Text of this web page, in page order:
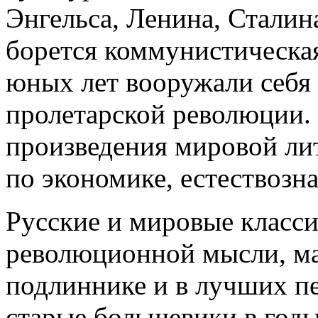
Энгельса, Ленина,
борется
юных лет вооружали себя
пролетарской
произведения мировой
по экономике,
Русские и мировые
революционной мысли,
подлиннике и в лучших